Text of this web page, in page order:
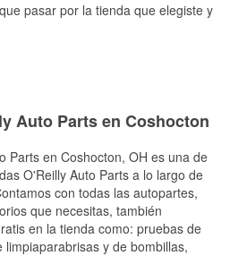
pasar por la tienda que elegiste y
Auto Parts en Coshocton
Parts en Coshocton, OH es una de
O'Reilly Auto Parts a lo largo de
con todas las autopartes,
que necesitas, también
en la tienda como: pruebas de
y de bombillas,